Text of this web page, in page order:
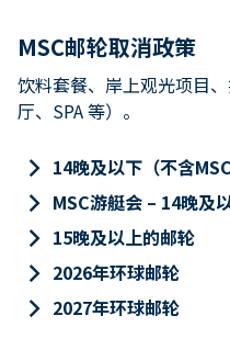
MSC邮轮取消政策
饮料套餐、岸上观光项目
厅、SPA 等）。
keyboard_arrow_right 14晚及以下（不含
keyboard_arrow_right MSC游艇会 – 14晚及
keyboard_arrow_right 15晚及以上的邮轮
keyboard_arrow_right 2026年环球邮轮
keyboard_arrow_right 2027年环球邮轮